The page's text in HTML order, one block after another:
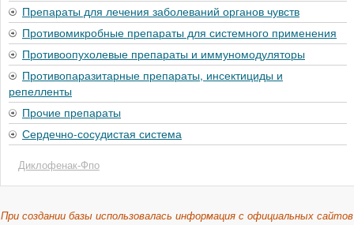
Препараты для лечения заболеваний органов чувств
Противомикробные препараты для системного применения
Противоопухолевые препараты и иммуномодуляторы
Противопаразитарные препараты, инсектициды и
репелленты
Прочие препараты
Сердечно-сосудистая система
Диклофенак-Фпо
При создании базы использовалась информация с официальных сайтов